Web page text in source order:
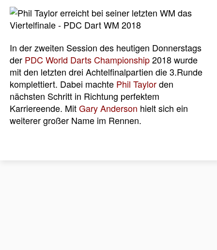
In der zweiten Session des heutigen Donnerstags
der PDC World Darts Championship2018 wurde
mit den letzten drei Achtelfinalpartien die 3.Runde
komplettiert. Dabei machte Phil Taylorden
nächsten Schritt in Richtung perfektem
Karriereende. MitGary Anderson hielt sich ein
weiterer großer Name im Rennen.